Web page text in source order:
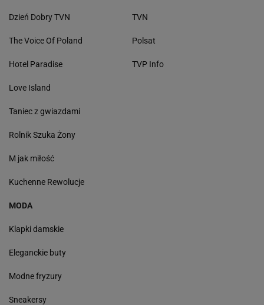
Dzień Dobry TVN
The Voice Of Poland
Hotel Paradise
Love Island
Taniec z gwiazdami
Rolnik Szuka Żony
M jak miłość
Kuchenne Rewolucje
TVN
Polsat
TVP Info
MODA
Klapki damskie
Eleganckie buty
Modne fryzury
Sneakersy